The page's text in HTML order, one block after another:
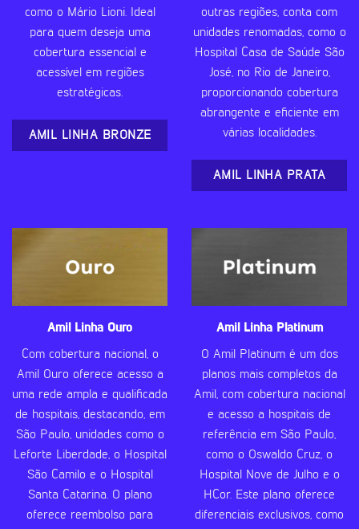
como o Mário Lioni. Ideal
para quem deseja uma
cobertura essencial e
acessível em regiões
estratégicas.
AMIL LINHA BRONZE
outras regiões, conta com
unidades renomadas, como o
Hospital Casa de Saúde São
José, no Rio de Janeiro,
proporcionando cobertura
abrangente e eficiente em
várias localidades.
AMIL LINHA PRATA
Amil Linha Ouro
Com cobertura nacional, o
Amil Ouro oferece acesso a
uma rede ampla e qualificada
de hospitais, destacando, em
São Paulo, unidades como o
Leforte Liberdade, o Hospital
São Camilo e o Hospital
Santa Catarina. O plano
oferece reembolso para
Amil Linha Platinum
O Amil Platinum é um dos
planos mais completos da
Amil, com cobertura nacional
e acesso a hospitais de
referência em São Paulo,
como o Oswaldo Cruz, o
Hospital Nove de Julho e o
HCor. Este plano oferece
diferenciais exclusivos, como